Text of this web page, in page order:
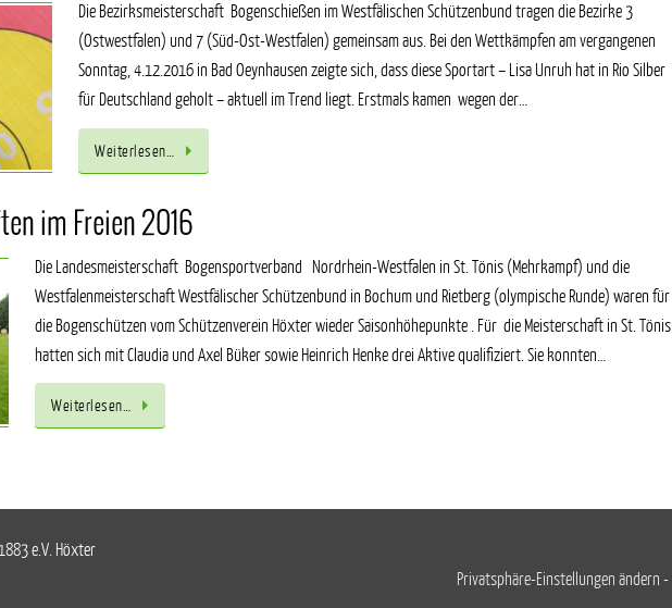
Die Bezirksmeisterschaft Bogenschießen im Westfälischen Schützenbund tragen die Bezirke 3
(Ostwestfalen) und 7 (Süd-Ost-Westfalen) gemeinsam aus. Bei den Wettkämpfen am vergangenen
Sonntag, 4.12.2016 in Bad Oeynhausen zeigte sich, dass diese Sportart – Lisa Unruh hat in Rio Silber
für Deutschland geholt – aktuell im Trend liegt. Erstmals kamen wegen der…
Weiterlesen…
im Freien 2016
Die Landesmeisterschaft Bogensportverband Nordrhein-Westfalen in St. Tönis (Mehrkampf) und die
Westfalenmeisterschaft Westfälischer Schützenbund in Bochum und Rietberg (olympische Runde) waren für
die Bogenschützen vom Schützenverein Höxter wieder Saisonhöhepunkte . Für die Meisterschaft in St. Tönis
hatten sich mit Claudia und Axel Büker sowie Heinrich Henke drei Aktive qualifiziert. Sie konnten…
Weiterlesen…
e.V. Höxter
Privatsphäre-Einstellungen ändern -